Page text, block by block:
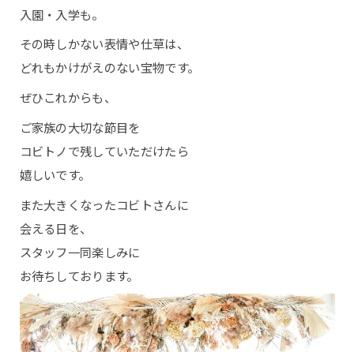
入園・入学も。
その時しかない表情や仕草は、
どれもかけがえのない宝物です。
ぜひこれからも、
ご家族の大切な節目を
コビトノで残していただけたら
嬉しいです。
また大きくなったコビトさんに
会える日を、
スタッフ一同楽しみに
お待ちしております。